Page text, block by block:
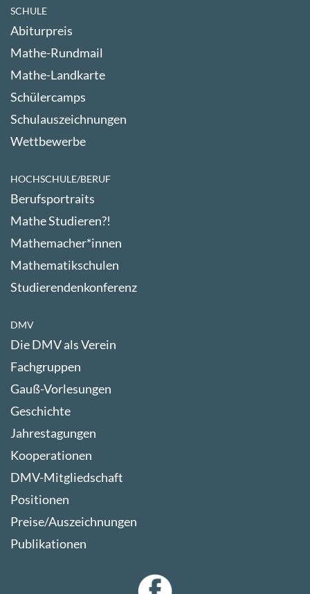
SCHULE
Abiturpreis
Mathe-Rundmail
Mathe-Landkarte
Schülercamps
Schulauszeichnungen
Wettbewerbe
HOCHSCHULE/BERUF
Berufsportraits
Mathe Studieren?!
Mathemacher*innen
Mathematikschulen
Studierendenkonferenz
DMV
Die DMV als Verein
Fachgruppen
Gauß-Vorlesungen
Geschichte
Jahrestagungen
Kooperationen
DMV-Mitgliedschaft
Positionen
Preise/Auszeichnungen
Publikationen